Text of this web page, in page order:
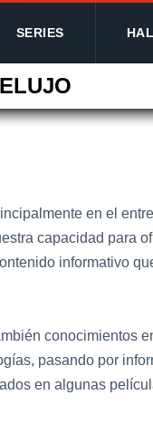
SERIES
en el
capacidad para
informativo
conocimientos
pasando por
en algunas